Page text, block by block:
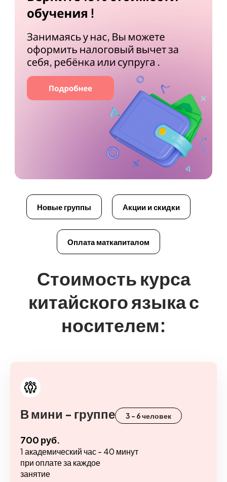
Новые группы Акции и скидки
Оплата маткапиталом
Стоимость курса
китайского языка с
носителем:
В мини - группе 3 - 6 человек
700 руб.
1 академический час - 40 минут
при оплате за каждое
занятие